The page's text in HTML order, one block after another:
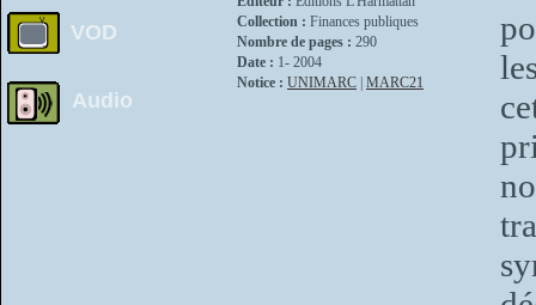
VOD
Audio
Collection : Finances publiques
Nombre de pages : 290
Date : 1- 2004
Notice : UNIMARC MARC21